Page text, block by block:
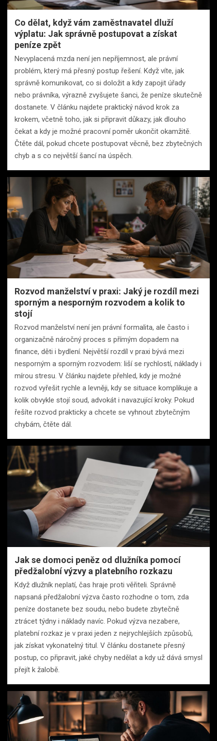
Co dělat, když vám zaměstnavatel dluží
výplatu: Jak správně postupovat a získat
peníze zpět
Nevyplacená mzda není jen nepříjemnost, ale právní
problém, který má přesný postup řešení. Když víte, jak
správně komunikovat, co si doložit a kdy zapojit úřady
nebo právníka, výrazně zvyšujete šanci, že peníze skutečně
dostanete. V článku najdete praktický návod krok za
krokem, včetně toho, jak si připravit důkazy, jak dlouho
čekat a kdy je možné pracovní poměr ukončit okamžitě.
Čtěte dál, pokud chcete postupovat věcně, bez zbytečných
chyb a s co největší šancí na úspěch.
Rozvod manželství v praxi: Jaký je rozdíl mezi
sporným a nesporným rozvodem a kolik to
stojí
Rozvod manželství není jen právní formalita, ale často i
organizačně náročný proces s přímým dopadem na
finance, děti i bydlení. Největší rozdíl v praxi bývá mezi
nesporným a sporným rozvodem: liší se rychlostí, náklady i
mírou stresu. V článku najdete přehled, kdy je možné
rozvod vyřešit rychle a levněji, kdy se situace komplikuje a
kolik obvykle stojí soud, advokát i navazující kroky. Pokud
řešíte rozvod prakticky a chcete se vyhnout zbytečným
chybám, čtěte dál.
Jak se domoci peněz od dlužníka pomocí
předžalobní výzvy a platebního rozkazu
Když dlužník neplatí, čas hraje proti věřiteli. Správně
napsaná předžalobní výzva často rozhodne o tom, zda
peníze dostanete bez soudu, nebo budete zbytečně
ztrácet týdny i náklady navíc. Pokud výzva nezabere,
platební rozkaz je v praxi jeden z nejrychlejších způsobů,
jak získat vykonatelný titul. V článku dostanete přesný
postup, co připravit, jaké chyby nedělat a kdy už dává smysl
přejít k žalobě.